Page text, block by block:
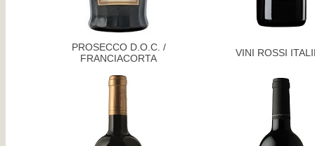
PROSECCO D.O.C. /
FRANCIACORTA
VINI ROSSI